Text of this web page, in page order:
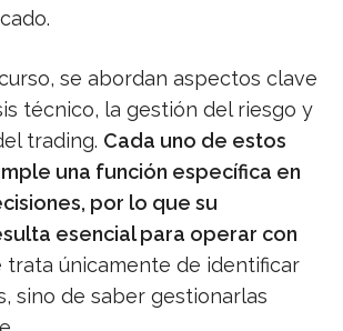
se abordan aspectos clave
técnico, la gestión del riesgo y
trading. Cada uno de estos
una función específica en
por lo que su
esencial para operar con
trata únicamente de identificar
sino de saber gestionarlas